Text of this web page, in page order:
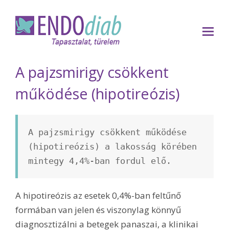
A pajzsmirigy csökkent
működése (hipotireózis)
A pajzsmirigy csökkent működése
(hipotireózis) a lakosság körében
mintegy 4,4%-ban fordul elő.
A hipotireózis az esetek 0,4%-ban feltűnő
formában van jelen és viszonylag könnyű
diagnosztizálni a betegek panaszai, a klinikai